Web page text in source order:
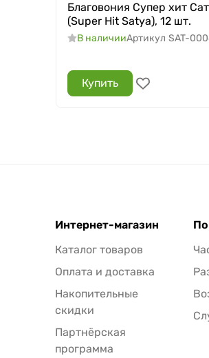
Благовония Супер хит
(Super Hit Satya), 12 шт.
В наличииАртикул SAT-
Купить
Интернет-магазин
Каталог товаров
Оплата и доставка
Накопительные
скидки
Партнёрская
программа